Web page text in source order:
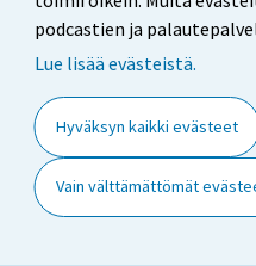
podcastien ja
Lue lisää evästeistä.
Hyväksyn kaikki evästeet
Vain välttämättömät
Saavutettavuus
Tietoa sivustosta
Evästeasetukset